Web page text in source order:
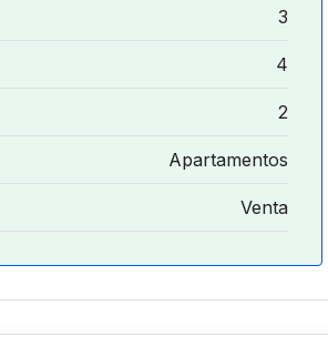
3
4
2
Apartamentos
Venta